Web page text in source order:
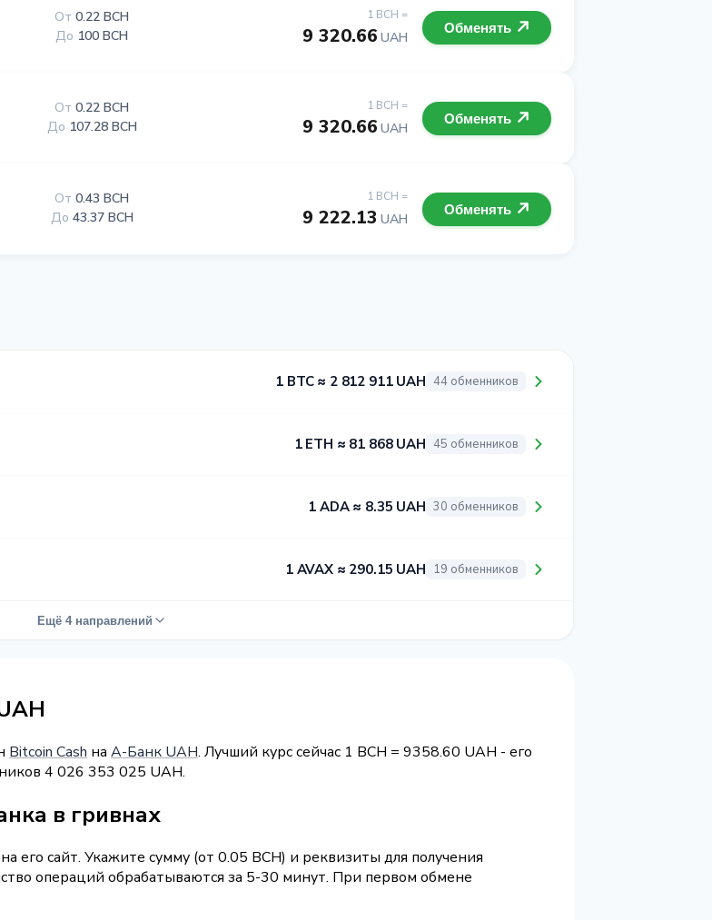
1 BCH =
9 320.66 UAH
От 0.22 BCH
До 100 BCH Обменять
1 BCH =
9 320.66 UAH
От 0.22 BCH
До 107.28 BCH Обменять
1 BCH =
9 222.13 UAH
От 0.43 BCH
До 43.37 BCH Обменять
1 BTC ≈ 2 812 911 UAH 44 обменников
1 ETH ≈ 81 868 UAH 45 обменников
1 ADA ≈ 8.35 UAH 30 обменников
1 AVAX ≈ 290.15 UAH 19 обменников
Ещё 4 направлений
Bitcoin Cash на А-Банк UAH. Лучший курс сейчас 1 BCH = 9358.60 UAH - его
4 026 353 025 UAH.
в гривнах
сайт. Укажите сумму (от 0.05 BCH) и реквизиты для получения
операций обрабатываются за 5-30 минут. При первом обмене